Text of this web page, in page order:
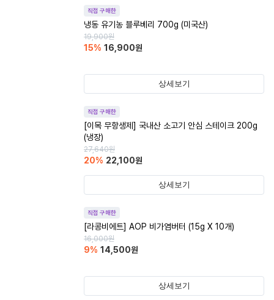
직접 구매한
냉동 유기농 블루베리 700g (미국산)
19,900원
15% 16,900원
상세보기
직접 구매한
[이목 무항생제] 국내산 소고기 안심 스테이크 200g
(냉장)
27,640원
20% 22,100원
상세보기
직접 구매한
[라콩비에트] AOP 비가염버터 (15g X 10개)
16,000원
9% 14,500원
상세보기